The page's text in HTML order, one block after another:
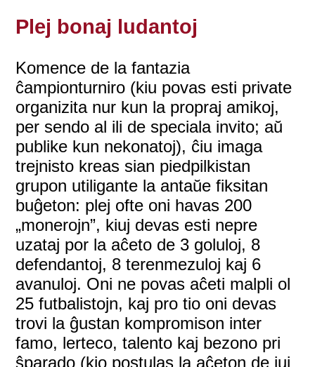
Plej bonaj ludantoj
Komence de la fantazia
ĉampionturniro (kiu povas esti private
organizita nur kun la propraj amikoj,
per sendo al ili de speciala invito; aŭ
publike kun nekonatoj), ĉiu imaga
trejnisto kreas sian piedpilkistan
grupon utiligante la antaŭe fiksitan
buĝeton: plej ofte oni havas 200
„monerojn”, kiuj devas esti nepre
uzataj por la aĉeto de 3 goluloj, 8
defendantoj, 8 terenmezuloj kaj 6
avanuloj. Oni ne povas aĉeti malpli ol
25 futbalistojn, kaj pro tio oni devas
trovi la ĝustan kompromison inter
famo, lerteco, talento kaj bezono pri
ŝparado (kio postulas la aĉeton de iuj